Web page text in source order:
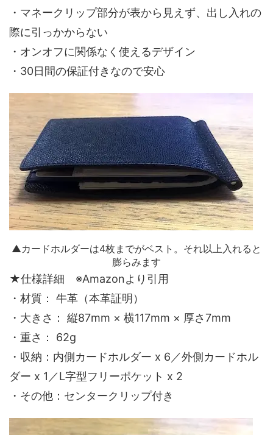
・マネークリップ部分が表から見えず、出し入れの
際に引っかからない
・オンオフに関係なく使えるデザイン
・30日間の保証付きなので安心
▲カードホルダーは4枚までがベスト。それ以上入れると
膨らみます
★仕様詳細 ※Amazonより引用
・材質： 牛革（本革証明）
・大きさ： 縦87mm × 横117mm × 厚さ7mm
・重さ： 62g
・収納：内側カードホルダー x 6／外側カードホル
ダー x 1／L字型フリーポケット x 2
・その他：センタークリップ付き